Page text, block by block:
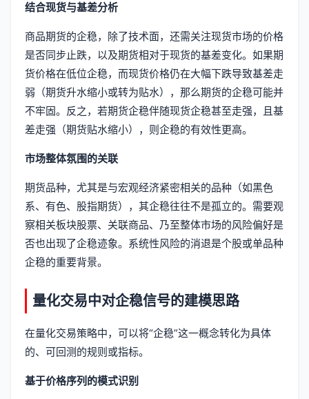
结合现货与基差分析
商品期货的企稳，除了技术面，还需关注现货市场的价格
是否同步止跌，以及期货相对于现货的基差变化。如果期
货价格在低位企稳，而现货价格仍在大幅下跌导致基差走
弱（期货升水缩小或转为贴水），那么期货的企稳可能并
不牢固。反之，若期货企稳伴随现货企稳甚至走强，且基
差走强（期货贴水缩小），则企稳的有效性更高。
市场整体氛围的关联
期货品种，尤其是与宏观经济紧密相关的品种（如黑色
系、有色、股指期货），其企稳往往不是孤立的。需要观
察相关板块股票、关联商品、乃至整体市场的风险偏好是
否也出现了企稳迹象。系统性风险的消退是个股或单品种
企稳的重要背景。
量化交易中对企稳信号的建模思路
在量化交易策略中，可以将“企稳”这一概念转化为具体
的、可回测的规则或指标。
基于价格序列的模式识别